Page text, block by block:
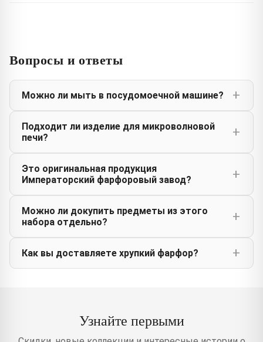
Вопросы и ответы
Можно ли мыть в посудомоечной машине?
Подходит ли изделие для микроволновой
печи?
Это оригинальная продукция
Императорский фарфоровый завод?
Можно ли докупить предметы из этого
набора отдельно?
Как вы доставляете хрупкий фарфор?
Узнайте первыми